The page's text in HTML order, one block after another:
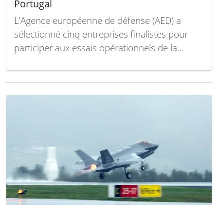
Portugal
L’Agence européenne de défense (AED) a
sélectionné cinq entreprises finalistes pour
participer aux essais opérationnels de la
européenne dédiée aux drones kamikazes.